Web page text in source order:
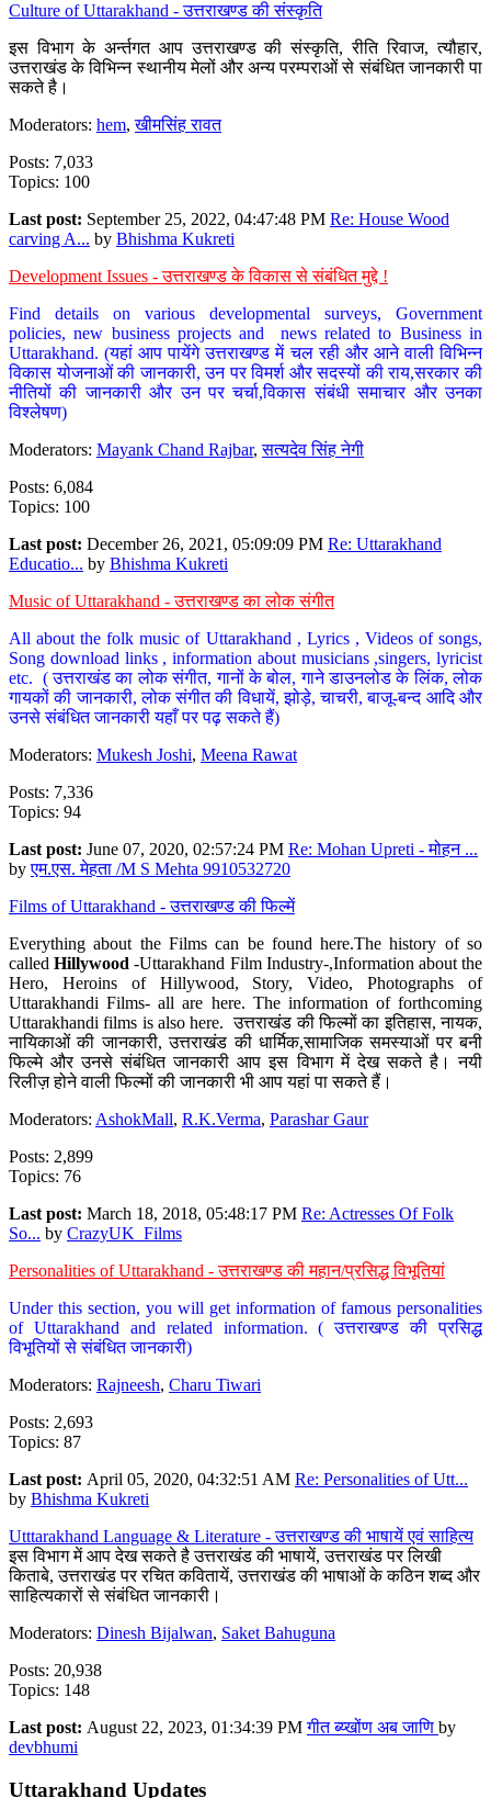
Culture of Uttarakhand - उत्तराखण्ड की संस्कृति
इस विभाग के अर्न्तगत आप उत्तराखण्ड की संस्कृति, रीति रिवाज, त्यौहार,
उत्तराखंड के विभिन्न स्थानीय मेलों और अन्य परम्पराओं से संबंधित जानकारी पा
सकते है।
Moderators: hem,खीमसिंह रावत
Posts: 7,033
Topics: 100
Last post: September 25, 2022, 04:47:48 PM Re: House Wood
carving A... by Bhishma Kukreti
Development Issues - उत्तराखण्ड के विकास से संबंधित मुद्दे !
Find details on various developmental surveys, Government
policies, new business projects and news related to Business in
Uttarakhand. (यहां आप पायेंगे उत्तराखण्ड में चल रही और आने वाली विभिन्न
विकास योजनाओं की जानकारी, उन पर विमर्श और सदस्यों की राय,सरकार की
नीतियों की जानकारी और उन पर चर्चा,विकास संबंधी समाचार और उनका
विश्लेषण)
Moderators: Mayank Chand Rajbar,सत्यदेव सिंह नेगी
Posts: 6,084
Topics: 100
Last post: December 26, 2021, 05:09:09 PM Re: Uttarakhand
Educatio... by Bhishma Kukreti
Music of Uttarakhand - उत्तराखण्ड का लोक संगीत
All about the folk music of Uttarakhand , Lyrics , Videos of songs,
Song download links , information about musicians ,singers, lyricist
etc. ( उत्तराखंड का लोक संगीत, गानों के बोल, गाने डाउनलोड के लिंक, लोक
गायकों की जानकारी, लोक संगीत की विधायें, झोड़े, चाचरी, बाजू-बन्द आदि और
उनसे संबंधित जानकारी यहाँ पर पढ़ सकते हैं)
Moderators: Mukesh Joshi, Meena Rawat
Posts: 7,336
Topics: 94
Last post: June 07, 2020, 02:57:24 PM Re: Mohan Upreti - मोहन ...
byएम.एस. मेहता /M S Mehta 9910532720
Films of Uttarakhand - उत्तराखण्ड की फिल्में
Everything about the Films can be found here.The history of so
calledHillywood-Uttarakhand Film Industry-,Information about the
Hero, Heroins of Hillywood, Story, Video, Photographs of
Uttarakhandi Films- all are here. The information of forthcoming
Uttarakhandi films is also here. उत्तराखंड की फिल्मों का इतिहास, नायक,
नायिकाओं की जानकारी, उत्तराखंड की धार्मिक,सामाजिक समस्याओं पर बनी
फिल्मे और उनसे संबंधित जानकारी आप इस विभाग में देख सकते है। नयी
रिलीज़ होने वाली फिल्मों की जानकारी भी आप यहां पा सकते हैं।
Moderators: AshokMall, R.K.Verma, Parashar Gaur
Posts: 2,899
Topics: 76
Last post: March 18, 2018, 05:48:17 PM Re: Actresses Of Folk
So... by CrazyUK_Films
Personalities of Uttarakhand - उत्तराखण्ड की महान/प्रसिद्ध विभूतियां
Under this section, you will get information of famous personalities
of Uttarakhand and related information. ( उत्तराखण्ड की प्रसिद्ध
विभूतियों से संबंधित जानकारी)
Moderators: Rajneesh, Charu Tiwari
Posts: 2,693
Topics: 87
Last post: April 05, 2020, 04:32:51 AM Re: Personalities of Utt...
by Bhishma Kukreti
Utttarakhand Language & Literature - उत्तराखण्ड की भाषायें एवं साहित्य
इस विभाग में आप देख सकते है उत्तराखंड की भाषायें, उत्तराखंड पर लिखी
किताबे, उत्तराखंड पर रचित कवितायें, उत्तराखंड की भाषाओं के कठिन शब्द और
साहित्यकारों से संबंधित जानकारी।
Moderators: Dinesh Bijalwan, Saket Bahuguna
Posts: 20,938
Topics: 148
Last post: August 22, 2023, 01:34:39 PMगीत ब्य्खोंण अब जाणि by
devbhumi
Uttarakhand Updates